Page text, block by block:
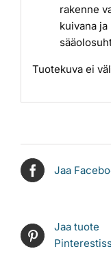
rakenne
kuivana
Tuotekuva ei
Jaa
Jaa tuote